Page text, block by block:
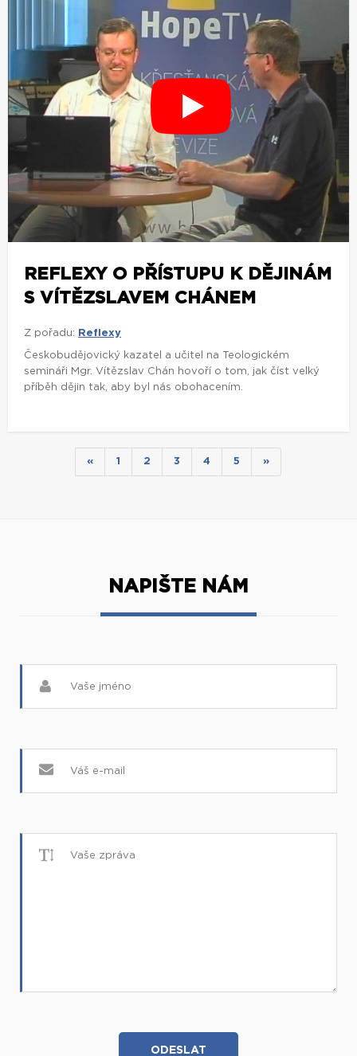
REFLEXY O PŘÍSTUPU K DĚJINÁM
S VÍTĚZSLAVEM CHÁNEM
Z pořadu: Reflexy
Českobudějovický kazatel a učitel na Teologickém
semináři Mgr. Vítězslav Chán hovoří o tom, jak číst velký
příběh dějin tak, aby byl nás obohacením.
« 1 2 3 4 5 »
NAPIŠTE NÁM